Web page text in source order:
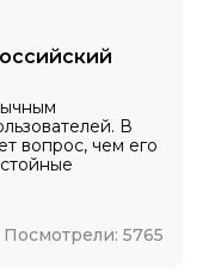
В
вопрос, чем его
Посмотрели: 5765